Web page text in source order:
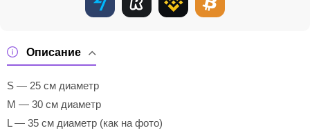
Описание
S — 25 см диаметр
M — 30 см диаметр
L — 35 см диаметр (как на фото)